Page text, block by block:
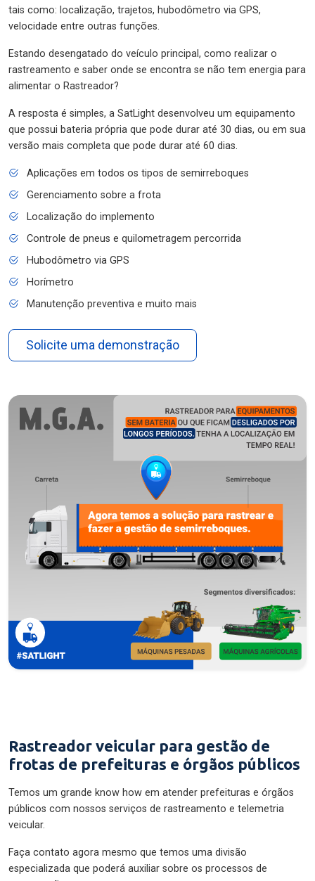
tais como: localização, trajetos, hubodômetro via GPS,
velocidade entre outras funções.
Estando desengatado do veículo principal, como realizar o
rastreamento e saber onde se encontra se não tem energia para
alimentar o Rastreador?
A resposta é simples, a SatLight desenvolveu um equipamento
que possui bateria própria que pode durar até 30 dias, ou em sua
versão mais completa que pode durar até 60 dias.
Aplicações em todos os tipos de semirreboques
Gerenciamento sobre a frota
Localização do implemento
Controle de pneus e quilometragem percorrida
Hubodômetro via GPS
Horímetro
Manutenção preventiva e muito mais
Solicite uma demonstração
Rastreador veicular para gestão de
frotas de prefeituras e órgãos públicos
Temos um grande know how em atender prefeituras e órgãos
públicos com nossos serviços de rastreamento e telemetria
veicular.
Faça contato agora mesmo que temos uma divisão
especializada que poderá auxiliar sobre os processos de